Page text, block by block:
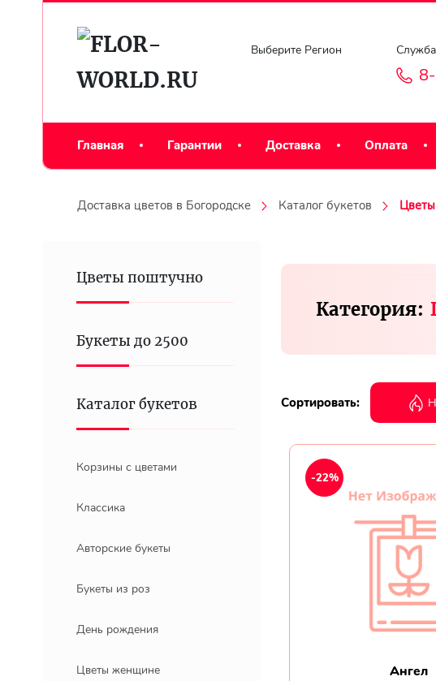
Выберите Регион
Главная Гарантии Доставка Оплата
Доставка цветов в Богородске Каталог букетов
Цветы поштучно
Букеты до 2500
Каталог букетов
Корзины с цветами
Классика
Авторские букеты
Букеты из роз
День рождения
Цветы женщине
Категория:
Сортировать:
Ангел
-22%